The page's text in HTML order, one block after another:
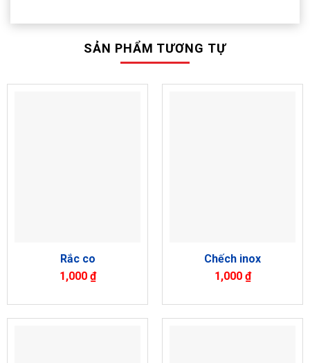
SẢN PHẨM TƯƠNG TỰ
Rắc co
1,000 ₫
Chếch inox
1,000 ₫